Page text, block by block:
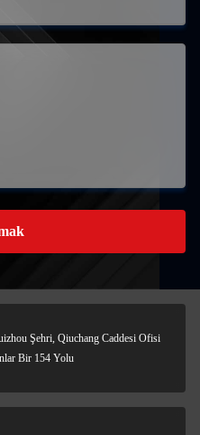
Şehri, Qiuchang Caddesi Ofisi
Bir 154 Yolu